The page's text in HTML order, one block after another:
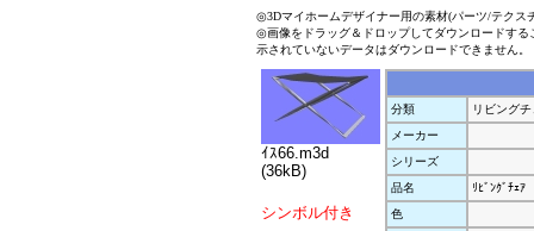
◎3Dマイホームデザイナー用の素材(パーツ/テクス
◎画像をドラッグ＆ドロップしてダウンロードす
示されていないデータはダウンロードできません。
ｲｽ66.m3d
(36kB)
シンボル付き
分類
リビング
メーカー
シリーズ
品名
ﾘﾋﾞﾝｸﾞﾁｪｱ
色